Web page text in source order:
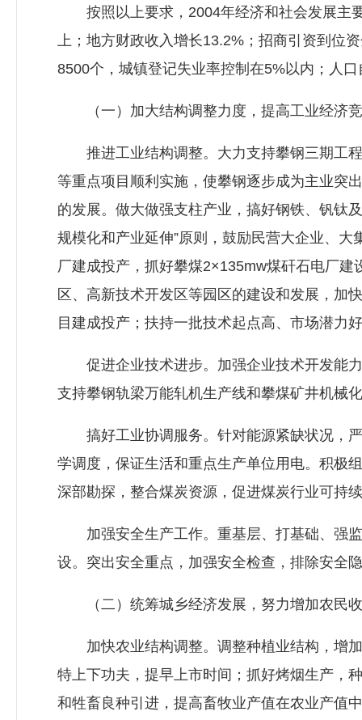
按照以上要求，2004年经济和社会发展主要
上；地方财政收入增长13.2%；招商引资到位
8500个，城镇登记失业率控制在5%以内；人
（一）加大结构调整力度，提高工业经济
推进工业结构调整。大力支持攀钢三期工程
等重点项目顺利实施，使攀钢逐步成为主业突
的发展。做大做强支柱产业，搞好钢铁、钒钛
规模化和产业延伸”原则，鼓励民营大企业、
厂建成投产，抓好攀煤2×135mw煤矸石电厂
区、高新技术开发区等园区的建设和发展，加
目建成投产；扶持一批技术起点高、市场潜力
促进企业技术进步。加强企业技术开发能力
支持攀钢轨梁万能轧机生产线和攀煤矿井机械
搞好工业协调服务。针对能源紧缺状况，严
学调度，保证生活和重点生产单位用电。积极
深部勘探，整合煤炭资源，促进煤炭行业可持
加强安全生产工作。重基层、打基础、强监
设。突出安全重点，加强安全检查，排除安全
（二）统筹城乡经济发展，努力增加农民
加快农业结构调整。调整种植业结构，增加
特上下功夫，提早上市时间；抓好烤烟生产，
和牲畜良种引进，提高畜牧业产值在农业产值